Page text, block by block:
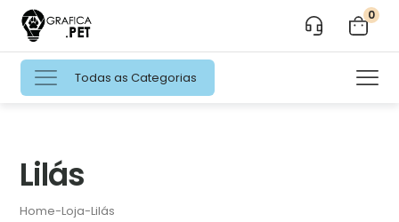
0
Todas as Categorias
Lilás
Home-Loja-Lilás